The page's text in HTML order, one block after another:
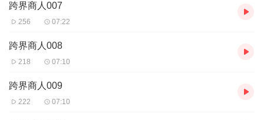
跨界商人007
256 07:22
跨界商人008
218 07:10
跨界商人009
222 07:10